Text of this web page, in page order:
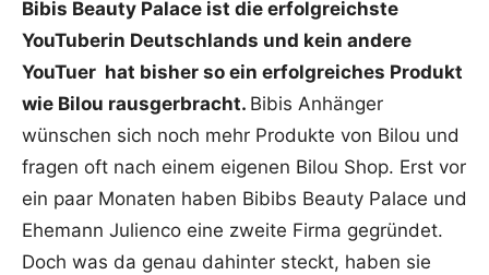
Bibis Beauty Palace ist die erfolgreichste
YouTuberin Deutschlands und kein andere
YouTuer hat bisher so ein erfolgreiches Produkt
wie Bilou rausgerbracht. Bibis Anhänger
wünschen sich noch mehr Produkte von Bilou und
fragen oft nach einem eigenen Bilou Shop. Erst vor
ein paar Monaten haben Bibibs Beauty Palace und
Ehemann Julienco eine zweite Firma gegründet.
Doch was da genau dahinter steckt, haben sie